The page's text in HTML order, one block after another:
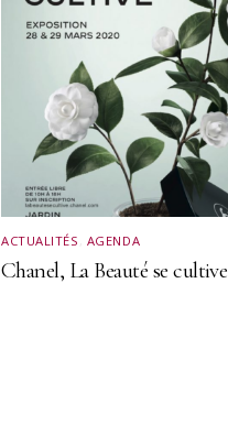
ACTUALITÉS AGENDA
Chanel, La Beauté se cultive